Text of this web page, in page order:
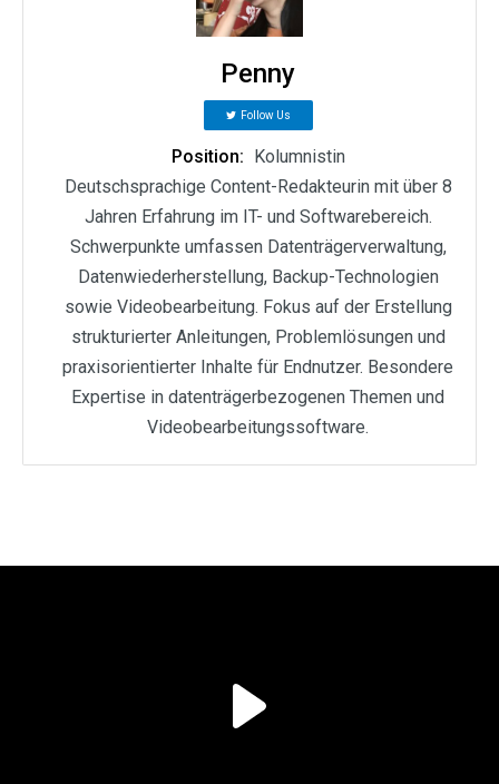
Penny
Follow Us
Position: Kolumnistin
Deutschsprachige Content-Redakteurin mit über 8
Jahren Erfahrung im IT- und Softwarebereich.
Schwerpunkte umfassen Datenträgerverwaltung,
Datenwiederherstellung, Backup-Technologien
sowie Videobearbeitung. Fokus auf der Erstellung
strukturierter Anleitungen, Problemlösungen und
praxisorientierter Inhalte für Endnutzer. Besondere
Expertise in datenträgerbezogenen Themen und
Videobearbeitungssoftware.